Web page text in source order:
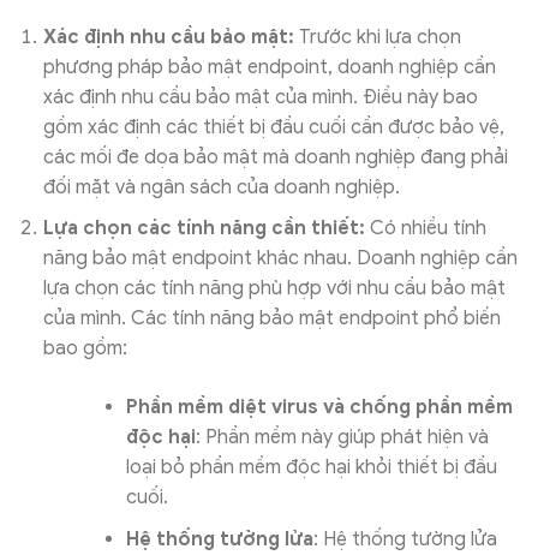
Xác định nhu cầu bảo mật: Trước khi lựa chọn
phương pháp bảo mật endpoint, doanh nghiệp cần
xác định nhu cầu bảo mật của mình. Điều này bao
gồm xác định các thiết bị đầu cuối cần được bảo vệ,
các mối đe dọa bảo mật mà doanh nghiệp đang phải
đối mặt và ngân sách của doanh nghiệp.
Lựa chọn các tính năng cần thiết: Có nhiều tính
năng bảo mật endpoint khác nhau. Doanh nghiệp cần
lựa chọn các tính năng phù hợp với nhu cầu bảo mật
của mình. Các tính năng bảo mật endpoint phổ biến
bao gồm:
Phần mềm diệt virus và chống phần mềm
độc hại: Phần mềm này giúp phát hiện và
loại bỏ phần mềm độc hại khỏi thiết bị đầu
cuối.
Hệ thống tường lửa: Hệ thống tường lửa